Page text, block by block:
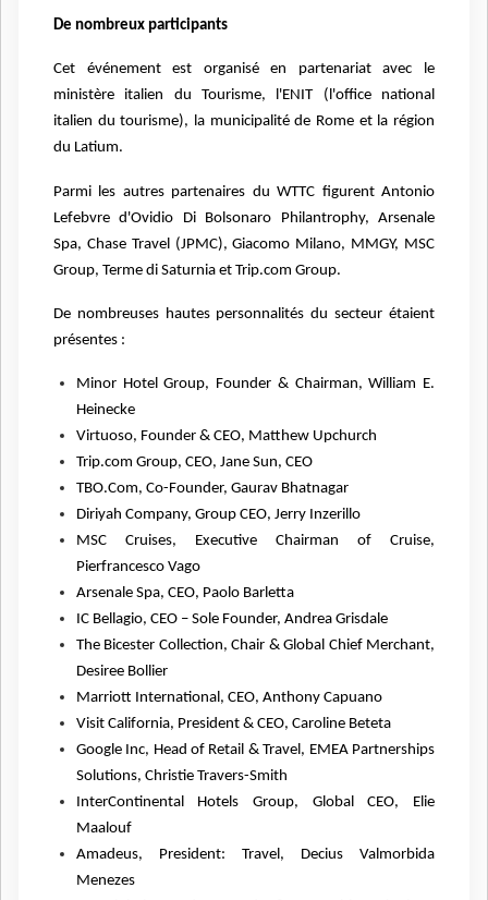
De nombreux participants
Cet événement est organisé en partenariat avec le
ministère italien du Tourisme, l'ENIT (l'office national
italien du tourisme), la municipalité de Rome et la région
du Latium.
Parmi les autres partenaires du WTTC figurent Antonio
Lefebvre d'Ovidio Di Bolsonaro Philantrophy, Arsenale
Spa, Chase Travel (JPMC), Giacomo Milano, MMGY, MSC
Group, Terme di Saturnia et Trip.com Group.
De nombreuses hautes personnalités du secteur étaient
présentes :
Minor Hotel Group, Founder & Chairman, William E.
Heinecke
Virtuoso, Founder & CEO, Matthew Upchurch
Trip.com Group, CEO, Jane Sun, CEO
TBO.Com, Co-Founder, Gaurav Bhatnagar
Diriyah Company, Group CEO, Jerry Inzerillo
MSC Cruises, Executive Chairman of Cruise,
Pierfrancesco Vago
Arsenale Spa, CEO, Paolo Barletta
IC Bellagio, CEO – Sole Founder, Andrea Grisdale
The Bicester Collection, Chair & Global Chief Merchant,
Desiree Bollier
Marriott International, CEO, Anthony Capuano
Visit California, President & CEO, Caroline Beteta
Google Inc, Head of Retail & Travel, EMEA Partnerships
Solutions, Christie Travers-Smith
InterContinental Hotels Group, Global CEO, Elie
Maalouf
Amadeus, President: Travel, Decius Valmorbida
Menezes